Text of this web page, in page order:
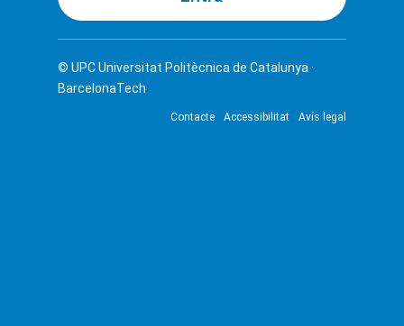
© UPCUniversitat Politècnica de Catalunya ·
BarcelonaTech
Contacte Accessibilitat Avís legal